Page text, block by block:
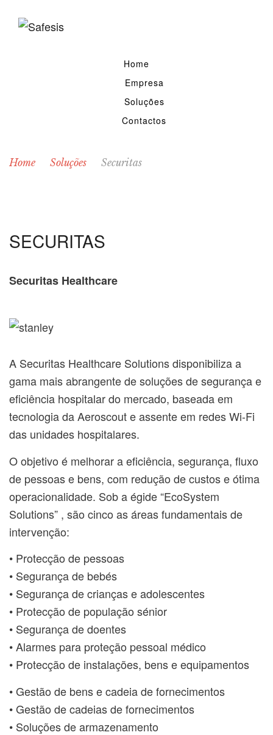
Home
Empresa
Soluções
Contactos
Home Soluções Securitas
SECURITAS
Securitas Healthcare
A Securitas Healthcare Solutions disponibiliza a
gama mais abrangente de soluções de segurança e
eficiência hospitalar do mercado, baseada em
tecnologia da Aeroscout e assente em redes Wi-Fi
das unidades hospitalares.
O objetivo é melhorar a eficiência, segurança, fluxo
de pessoas e bens, com redução de custos e ótima
operacionalidade. Sob a égide “EcoSystem
Solutions” , são cinco as áreas fundamentais de
intervenção:
• Protecção de pessoas
• Segurança de bebés
• Segurança de crianças e adolescentes
• Protecção de população sénior
• Segurança de doentes
• Alarmes para proteção pessoal médico
• Protecção de instalações, bens e equipamentos
• Gestão de bens e cadeia de fornecimentos
• Gestão de cadeias de fornecimentos
• Soluções de armazenamento